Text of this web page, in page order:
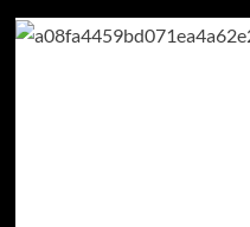
Продажи
Cyberpunk